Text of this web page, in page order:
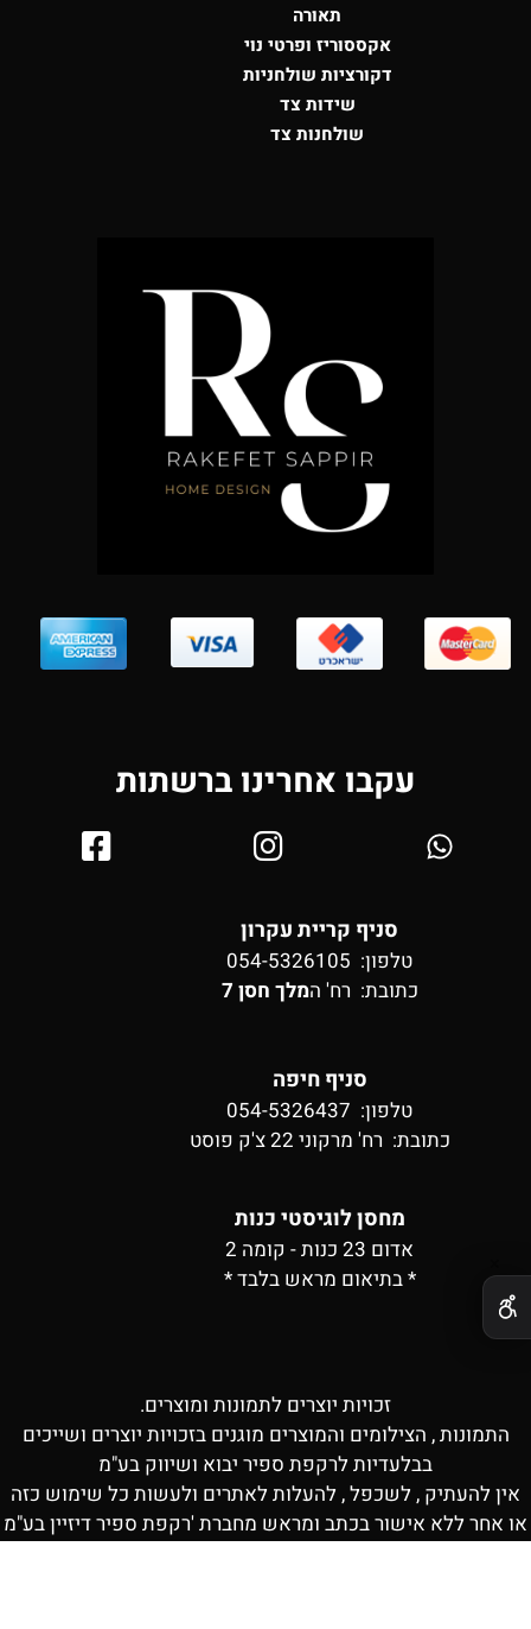
תאורה
אקססוריז ופרטי נוי
דקורציות שולחניות
שידות צד
שולחנות צד
עקבו אחרינו ברשתות
סניף קריית עקרון
טלפון: 054-5326105
כתובת: רח' המלך חסן 7
סניף חיפה
טלפון: 054-5326437
כתובת: רח' מרקוני 22 צ'ק פוסט
מחסן לוגיסטי כנות
אדום 23 כנות - קומה 2
* בתיאום מראש בלבד *
זכויות יוצרים לתמונות ומוצרים.
התמונות , הצילומים והמוצרים מוגנים בזכויות יוצרים ושייכים
בבלעדיות לרקפת ספיר יבוא ושיווק בע"מ
אין להעתיק , לשכפל , להעלות לאתרים ולעשות כל שימוש כזה
או אחר ללא אישור בכתב ומראש מחברת 'רקפת ספיר דיזיין בע"מ